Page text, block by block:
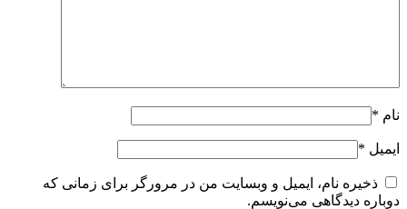
نام *
ایمیل *
ذخیره نام، ایمیل و وبسایت من در مرورگر برای زمانی که
دوباره دیدگاهی می‌نویسم.